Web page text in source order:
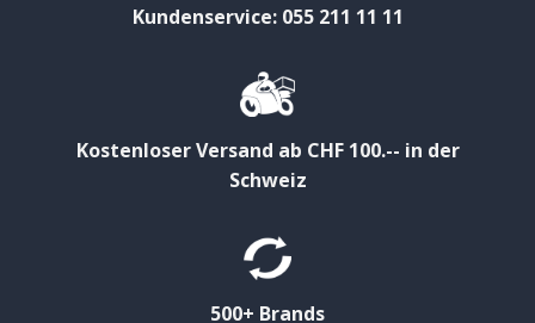
Kundenservice: 055 211 11 11
Kostenloser Versand ab CHF 100.-- in der
Schweiz
500+ Brands